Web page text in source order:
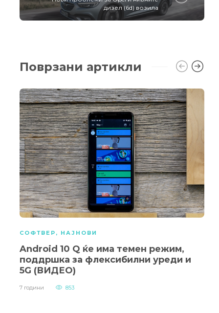
дизел (6d) возила
Поврзани артикли
СОФТВЕР , НАЈНОВИ
Android 10 Q ќе има темен режим,
поддршка за флексибилни уреди и
5G (ВИДЕО)
7 години 853